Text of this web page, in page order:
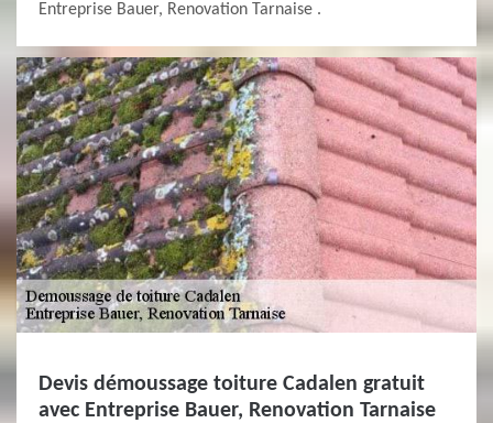
Entreprise Bauer, Renovation Tarnaise .
Devis démoussage toiture Cadalen gratuit
avec Entreprise Bauer, Renovation Tarnaise